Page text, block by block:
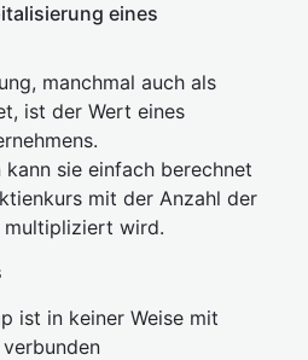
eines
manchmal auch als
ist der Wert eines
kann sie einfach berechnet
mit der Anzahl der
multipliziert wird.
ist in keiner Weise mit